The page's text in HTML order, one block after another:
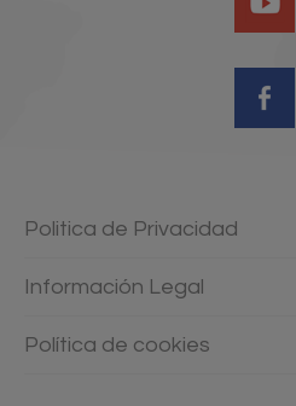
Politica de Privacidad
Información Legal
Política de cookies